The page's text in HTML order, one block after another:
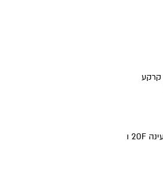
ניתן לבנות מחסן לוגיסטי , כ 1.500 מר בקומת קרקע עם רחבה עם מקום לפריקה וטעינה 20F ו